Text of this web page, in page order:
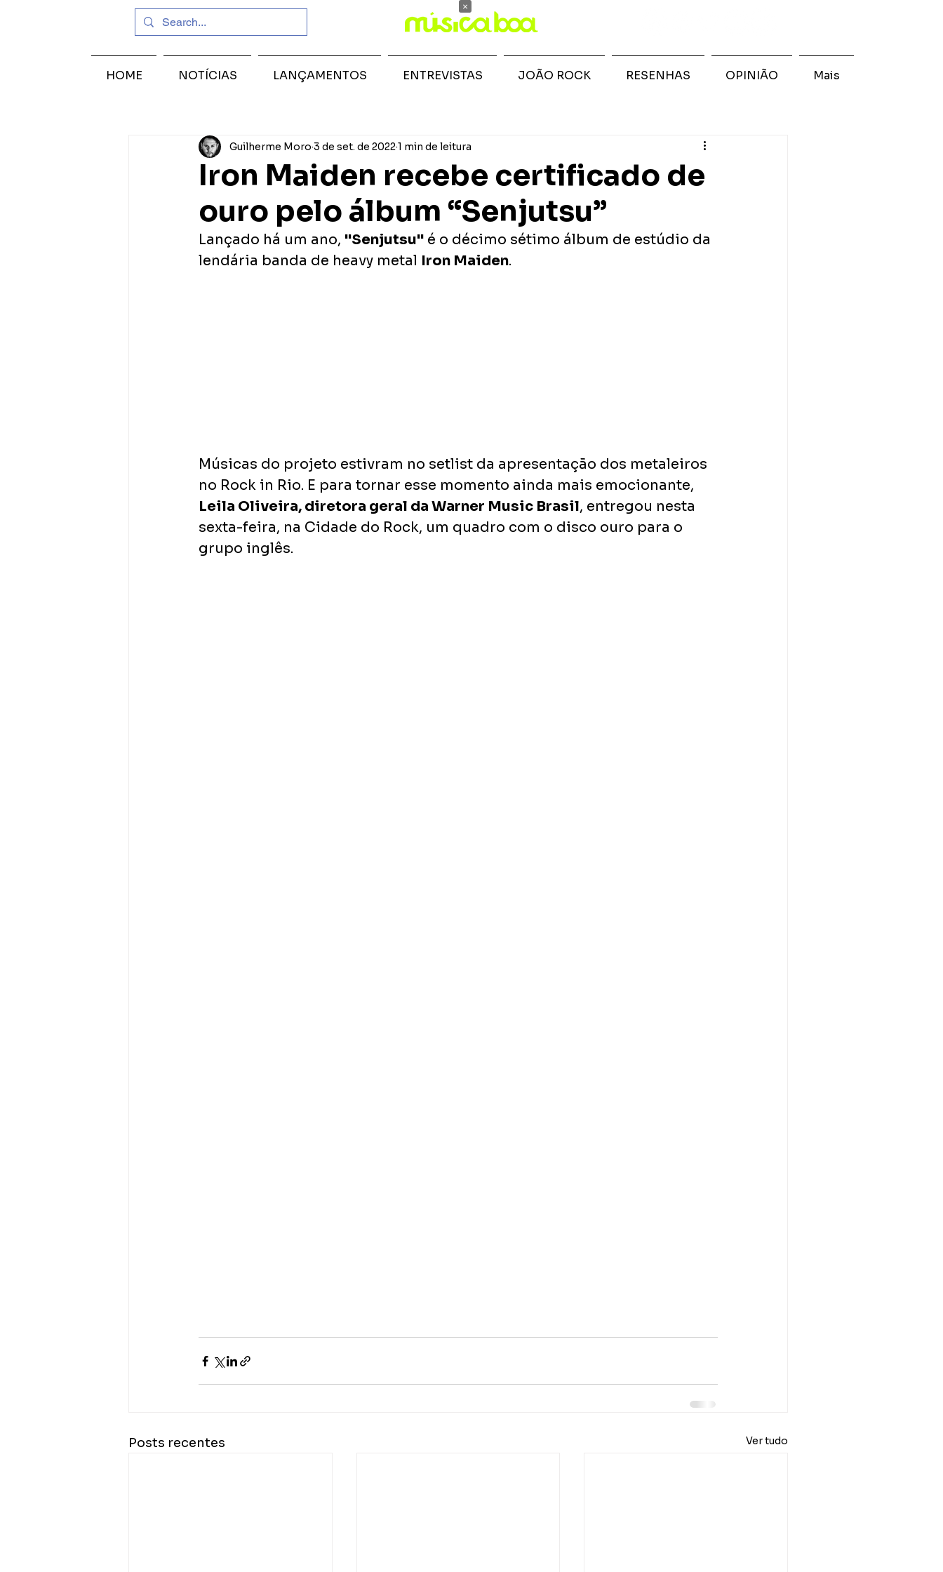
Iron Maiden recebe certificado de
ouro pelo álbum “Senjutsu”
Guilherme Moro 3 de set. de 2022 1 min de leitura
Lançado há um ano, "Senjutsu" é o décimo sétimo álbum de estúdio da
lendária banda de heavy metal Iron Maiden.
Músicas do projeto estivram no setlist da apresentação dos metaleiros
no Rock in Rio. E para tornar esse momento ainda mais emocionante,
Leila Oliveira, diretora geral da Warner Music Brasil, entregou nesta
sexta-feira, na Cidade do Rock, um quadro com o disco ouro para o
grupo inglês.
Posts recentes Ver tudo
HOME NOTÍCIAS LANÇAMENTOS ENTREVISTAS JOÃO ROCK RESENHAS OPINIÃO Mais
×